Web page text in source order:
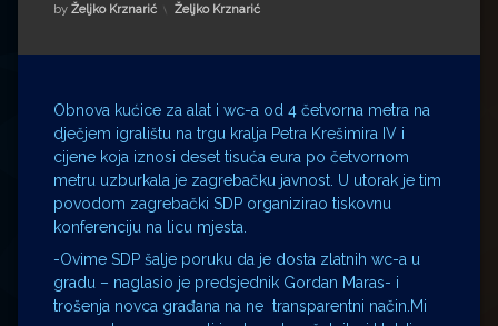
Impressum
Milenko Strižak
Drugi autori
Drugi autori
Matea Andrić
Ljiljana Lekanić-Kljaić
Željko Krznarić
Mario Lovreković
by Željko Krznarić Kategorije:
Željko Krznarić
Obnova kućice za alat i wc-a od 4 četvorna metra na
dječjem igralištu na trgu kralja Petra Krešimira IV i
cijene koja iznosi deset tisuća eura po četvornom
metru uzburkala je zagrebačku javnost. U utorak je tim
povodom zagrebački SDP organizirao tiskovnu
konferenciju na licu mjesta.
-Ovime SDP šalje poruku da je dosta zlatnih wc-a u
gradu – naglasio je predsjednik Gordan Maras- i
trošenja novca građana na ne transparentni način.Mi